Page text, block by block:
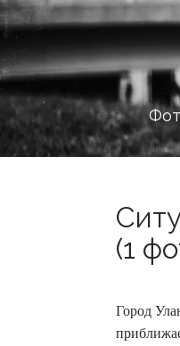
(1
Город